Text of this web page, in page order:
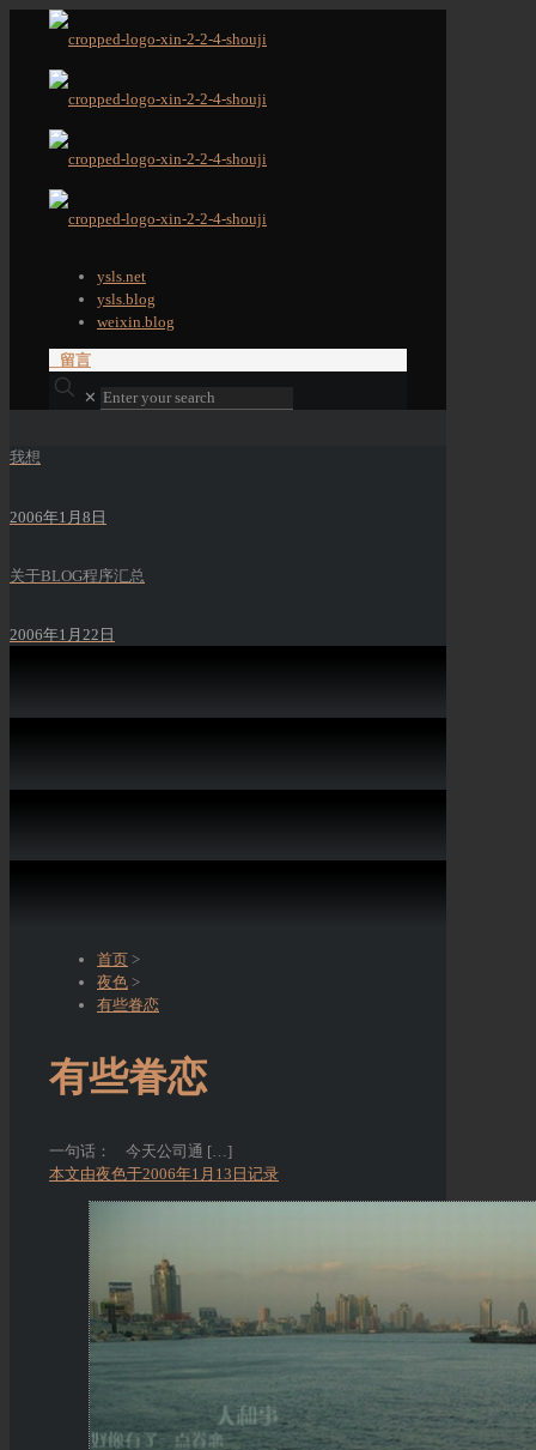
ysls.net
ysls.blog
weixin.blog
留言
✕
我想
2006年1月8日
关于BLOG程序汇总
2006年1月22日
首页 >
夜色 >
有些眷恋
有些眷恋
一句话： 今天公司通 […]
本文由夜色于2006年1月13日记录